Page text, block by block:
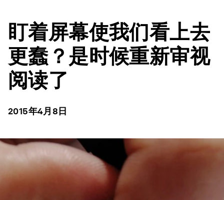
盯着屏幕使我们看上去
更蠢？是时候重新审视
阅读了
2015年4月8日